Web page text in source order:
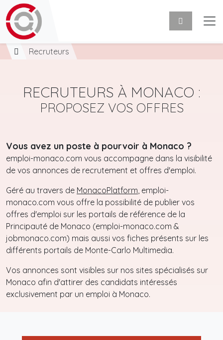
Recruteurs
RECRUTEURS À MONACO :
PROPOSEZ VOS OFFRES
Vous avez un poste à pourvoir à Monaco ?
emploi-monaco.com vous accompagne dans la visibilité
de vos annonces de recrutement et offres d'emploi.
Géré au travers de MonacoPlatform, emploi-
monaco.com vous offre la possibilité de publier vos
offres d'emploi sur les portails de référence de la
Principauté de Monaco (emploi-monaco.com &
jobmonaco.com) mais aussi vos fiches présents sur les
différents portails de Monte-Carlo Multimedia.
Vos annonces sont visibles sur nos sites spécialisés sur
Monaco afin d'attirer des candidats intéressés
exclusivement par un emploi à Monaco.